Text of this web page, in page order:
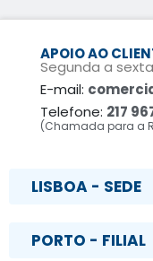
APOIO AO
Segunda a
E-mail:
Telefone: 217
(Chamada para a
LISBOA - SEDE
PORTO - FILIAL